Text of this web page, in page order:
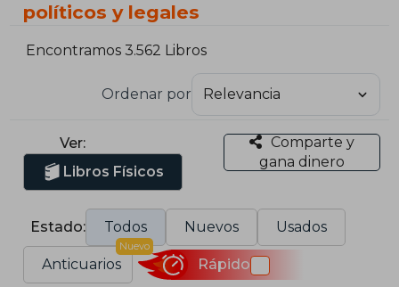
políticos y legales
Encontramos 3.562 Libros
Ordenar por
Ver:
Libros Físicos
Comparte y
gana dinero
Estado: Todos Nuevos Usados
Anticuarios
Nuevo
Rápido